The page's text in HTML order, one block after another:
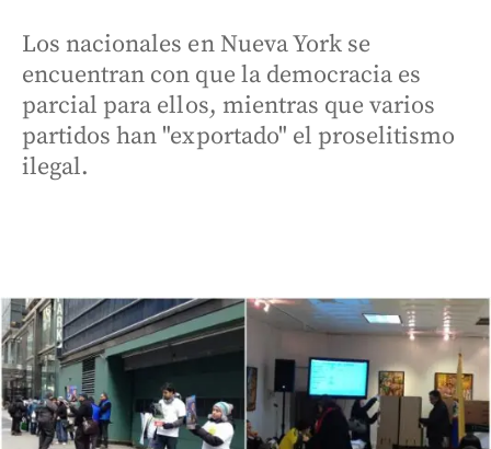
Los nacionales en Nueva York se
encuentran con que la democracia es
parcial para ellos, mientras que varios
partidos han "exportado" el proselitismo
ilegal.